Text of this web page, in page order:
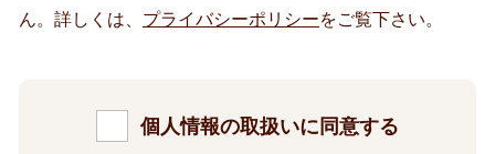
ん。詳しくは、 プライバシーポリシーをご覧下さい。
個人情報の取扱いに同意する